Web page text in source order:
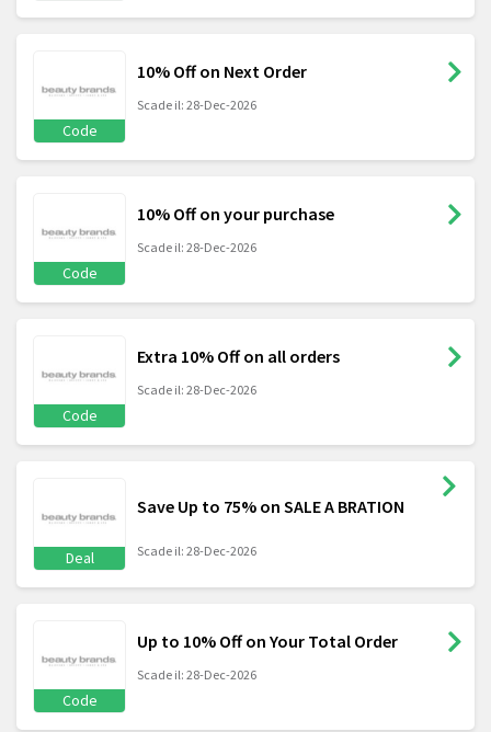
Code
10% Off on Next Order
Scade il: 28-Dec-2026
Code
10% Off on your purchase
Scade il: 28-Dec-2026
Code
Extra 10% Off on all orders
Scade il: 28-Dec-2026
Deal
Save Up to 75% on SALE A BRATION
Scade il: 28-Dec-2026
Code
Up to 10% Off on Your Total Order
Scade il: 28-Dec-2026